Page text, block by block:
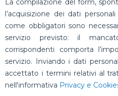
La compilazione del form,
l’acquisizione dei dati
come obbligatori sono
servizio previsto: il
corrispondenti comporta
servizio. Inviando i dati
accettato i termini relativi al
nell'informativa Privacy e